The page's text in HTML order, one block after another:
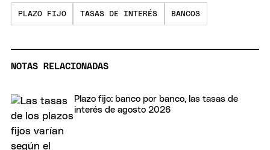
PLAZO FIJO TASAS DE INTERÉS BANCOS
NOTAS RELACIONADAS
Plazo fijo: banco por banco, las tasas de
interés de agosto 2026